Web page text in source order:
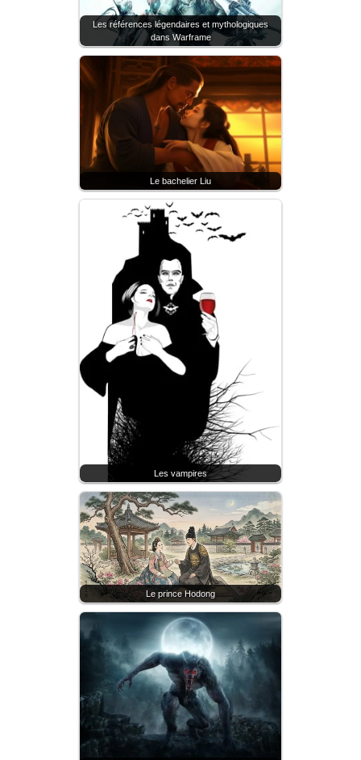
Les références légendaires et mythologiques
dans Warframe
Le bachelier Liu
Les vampires
Le prince Hodong